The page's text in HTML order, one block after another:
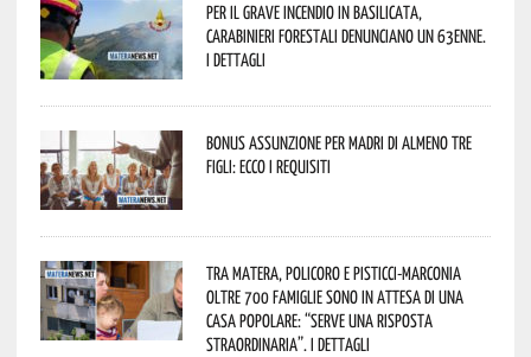
Per il grave incendio in Basilicata,
Carabinieri forestali denunciano un 63enne.
I dettagli
Bonus assunzione per madri di almeno tre
figli: ecco i requisiti
Tra Matera, Policoro e Pisticci-Marconia
oltre 700 famiglie sono in attesa di una
casa popolare: “serve una risposta
straordinaria”. I dettagli